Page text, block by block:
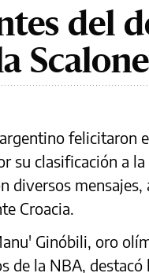
del
felicitaron
su clasificación a
diversos mensajes,
Croacia.
Ginóbili, oro
la NBA, destacó